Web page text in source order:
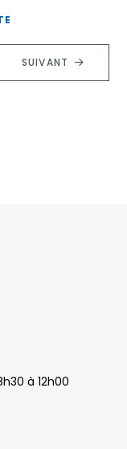
SUIVANT
à 12h00